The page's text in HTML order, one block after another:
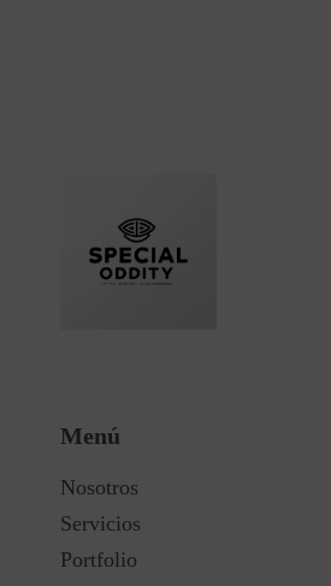
Menú
Nosotros
Servicios
Portfolio